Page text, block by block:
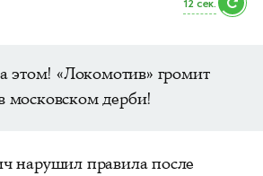
11 сек.
этом! «Локомотив» громит
дерби!
нарушил правила после